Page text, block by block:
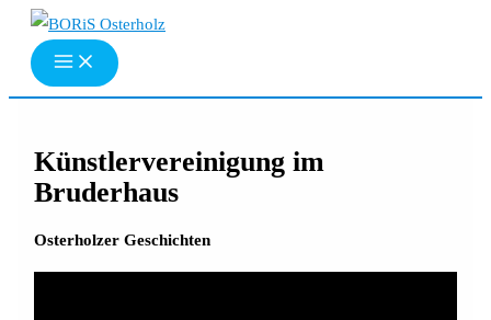
Zum
Inhalt
springen
Künstlervereinigung im
Bruderhaus
Osterholzer Geschichten